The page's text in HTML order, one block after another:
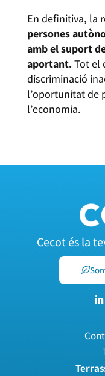
En definitiva, la
persones
amb el suport
aportant. Tot el
discriminació
l’oportunitat de
l’economia.
Cecot és la